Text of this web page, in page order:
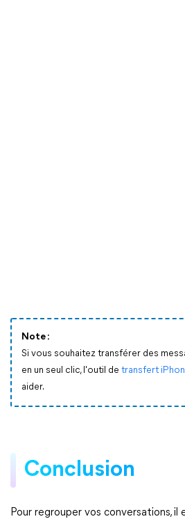
Note :
Si vous souhaitez transférer des
en un seul clic, l'outil de transfert
aider.
Conclusion
Pour regrouper vos conversations, il